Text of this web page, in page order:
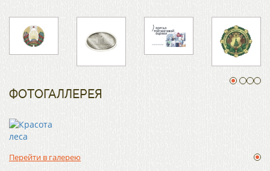
ФОТОГАЛЛЕРЕЯ
Перейти в галерею